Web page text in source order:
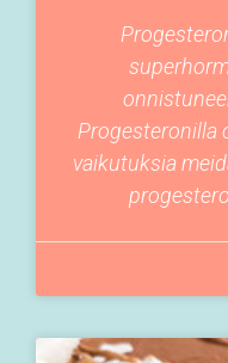
Progesteronilla
vaikutuksia